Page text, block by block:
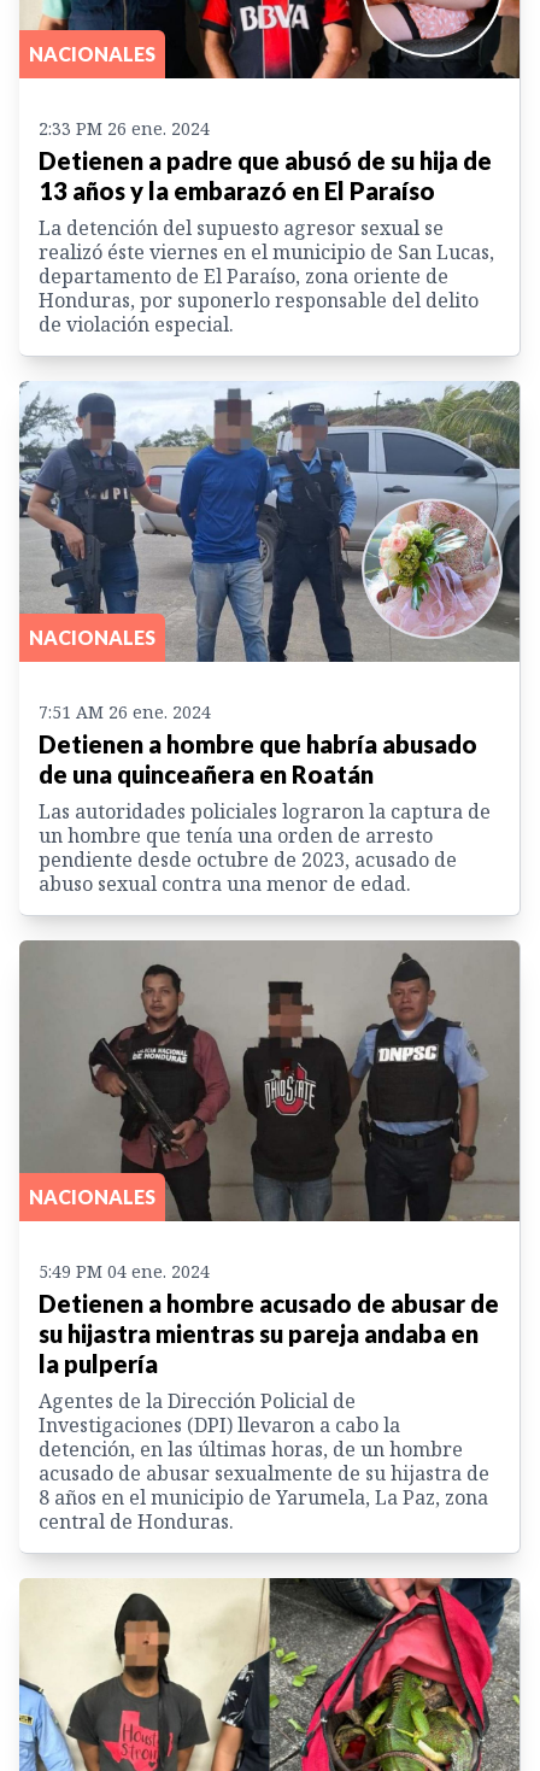
NACIONALES
2:33 PM 26 ene. 2024
Detienen a padre que abusó de su hija de
13 años y la embarazó en El Paraíso
La detención del supuesto agresor sexual se
realizó éste viernes en el municipio de San Lucas,
departamento de El Paraíso, zona oriente de
Honduras, por suponerlo responsable del delito
de violación especial.
NACIONALES
7:51 AM 26 ene. 2024
Detienen a hombre que habría abusado
de una quinceañera en Roatán
Las autoridades policiales lograron la captura de
un hombre que tenía una orden de arresto
pendiente desde octubre de 2023, acusado de
abuso sexual contra una menor de edad.
NACIONALES
5:49 PM 04 ene. 2024
Detienen a hombre acusado de abusar de
su hijastra mientras su pareja andaba en
la pulpería
Agentes de la Dirección Policial de
Investigaciones (DPI) llevaron a cabo la
detención, en las últimas horas, de un hombre
acusado de abusar sexualmente de su hijastra de
8 años en el municipio de Yarumela, La Paz, zona
central de Honduras.